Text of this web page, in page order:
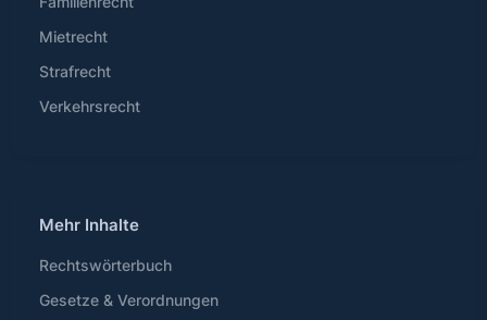
Mietrecht
Strafrecht
Verkehrsrecht
Mehr Inhalte
Rechtswörterbuch
Gesetze & Verordnungen